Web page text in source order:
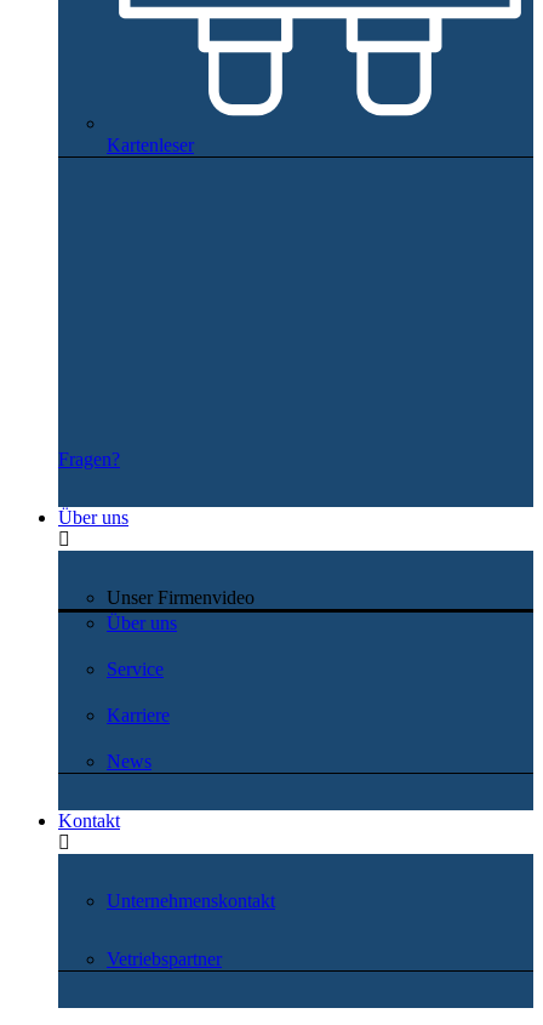
Kartenleser
Fragen?
Über uns
Unser Firmenvideo
Über uns
Service
Karriere
News
Kontakt
Unternehmenskontakt
Vetriebspartner